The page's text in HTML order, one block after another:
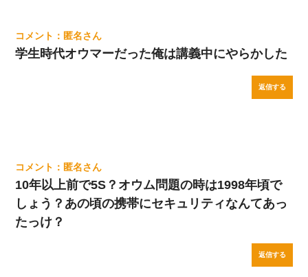
匿名
学生時代オウマーだった俺は講義中にやらかした
返信する
匿名
10年以上前で5S？オウム問題の時は1998年頃で
しょう？あの頃の携帯にセキュリティなんてあっ
たっけ？
返信する